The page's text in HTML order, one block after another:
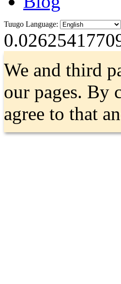
Tuugo Language:
We and third
our pages. By
agree to that